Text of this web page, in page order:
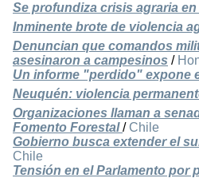
Se profundiza crisis agraria
Inminente brote de violencia
Denuncian que comandos
asesinaron a campesinos /
Un informe "perdido" expone
Neuquén: violencia
Organizaciones llaman a
Fomento Forestal/ Chile
Gobierno busca extender el
Chile
Tensión en el Parlamento por